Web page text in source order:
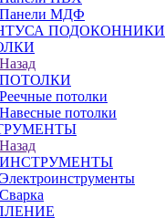
Панели МДФ
ПОДОКОННИКИ
Назад
ПОТОЛКИ
Реечные потолки
Навесные потолки
Назад
ИНСТРУМЕНТЫ
Электроинструменты
Сварка